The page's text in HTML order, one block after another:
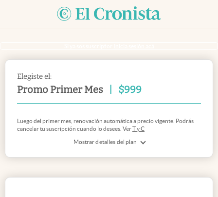
Elegiste el:
Promo Primer Mes $999
Mostrar detalles del plan
Luego del primer mes, renovación automática a precio vigente. Podrás
cancelar tu suscripción cuando lo desees. VerT y C